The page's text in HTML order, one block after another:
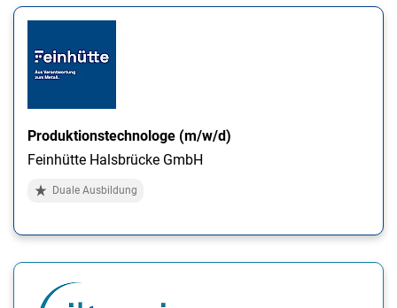
Produktionstechnologe (m/w/d)
Feinhütte Halsbrücke GmbH
Duale Ausbildung